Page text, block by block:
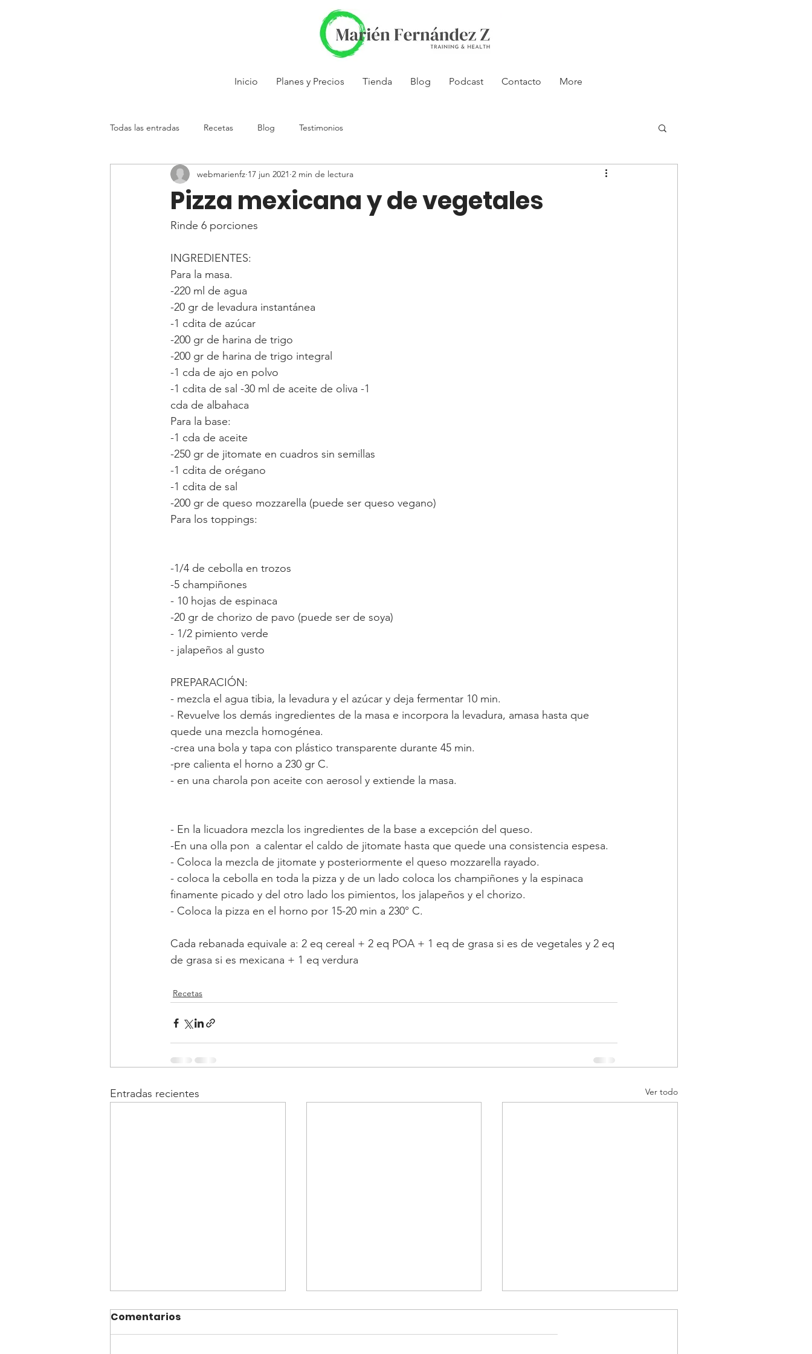
Inicio Planes y Precios Tienda Blog Podcast Contacto More
Todas las entradas Recetas Blog Testimonios
Pizza mexicana y de vegetales
webmarienfz 17 jun 2021 2 min de lectura
Rinde 6 porciones
INGREDIENTES:
Para la masa.
-220 ml de agua
-20 gr de levadura instantánea
-1 cdita de azúcar
-200 gr de harina de trigo
-200 gr de harina de trigo integral
-1 cda de ajo en polvo
-1 cdita de sal -30 ml de aceite de oliva -1
cda de albahaca
Para la base:
-1 cda de aceite
-250 gr de jitomate en cuadros sin semillas
-1 cdita de orégano
-1 cdita de sal
-200 gr de queso mozzarella (puede ser queso vegano)
Para los toppings:
-1/4 de cebolla en trozos
-5 champiñones
- 10 hojas de espinaca
-20 gr de chorizo de pavo (puede ser de soya)
- 1/2 pimiento verde
- jalapeños al gusto
PREPARACIÓN:
- mezcla el agua tibia, la levadura y el azúcar y deja fermentar 10 min.
- Revuelve los demás ingredientes de la masa e incorpora la levadura, amasa hasta que
quede una mezcla homogénea.
-crea una bola y tapa con plástico transparente durante 45 min.
-pre calienta el horno a 230 gr C.
- en una charola pon aceite con aerosol y extiende la masa.
- En la licuadora mezcla los ingredientes de la base a excepción del queso.
-En una olla pon  a calentar el caldo de jitomate hasta que quede una consistencia espesa.
- Coloca la mezcla de jitomate y posteriormente el queso mozzarella rayado.
- coloca la cebolla en toda la pizza y de un lado coloca los champiñones y la espinaca
finamente picado y del otro lado los pimientos, los jalapeños y el chorizo.
- Coloca la pizza en el horno por 15-20 min a 230° C.
Cada rebanada equivale a: 2 eq cereal + 2 eq POA + 1 eq de grasa si es de vegetales y 2 eq
de grasa si es mexicana + 1 eq verdura
Recetas
Entradas recientes Ver todo
Comentarios